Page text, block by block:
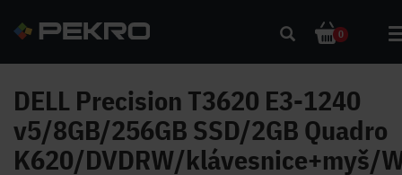
0
DELL Precision T3620 E3-1240
v5/8GB/256GB SSD/2GB Quadro
K620/DVDRW/klávesnice+myš/